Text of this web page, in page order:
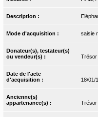
Description :
Mode d'acquisition : saisie
Donateur(s), testateur(s)
ou vendeur(s) :
Trésor
Date de l'acte
d'acquisition :
18/01/
Ancienne(s)
appartenance(s) :
Trésor